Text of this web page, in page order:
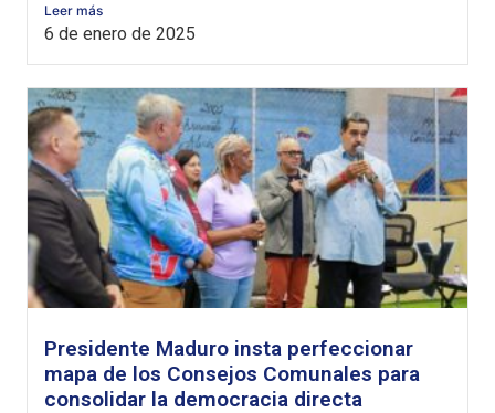
Leer más
6 de enero de 2025
Presidente Maduro insta perfeccionar
mapa de los Consejos Comunales para
consolidar la democracia directa